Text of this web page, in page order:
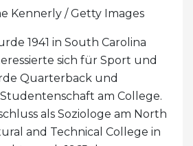
Kennerly / Getty Images
1941 in South Carolina
sich für Sport und
Quarterback und
am College.
als Soziologe am North
and Technical College in